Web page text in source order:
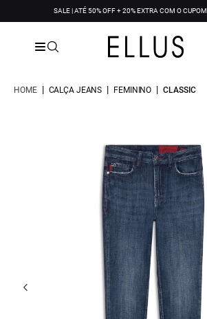
SALE | ATÉ 50% OFF + 20% EXTRA COM O CUPOM
HOME | CALÇA JEANS | FEMININO | CLASSIC